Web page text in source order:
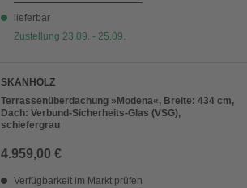
lieferbar
Zustellung 23.09. - 25.09.
SKANHOLZ
Terrassenüberdachung »Modena«, Breite: 434 cm,
Dach: Verbund-Sicherheits-Glas (VSG),
schiefergrau
4.959,00 €
Verfügbarkeit im Markt prüfen